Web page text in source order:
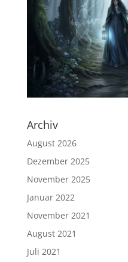
Archiv
August 2026
Dezember 2025
November 2025
Januar 2022
November 2021
August 2021
Juli 2021